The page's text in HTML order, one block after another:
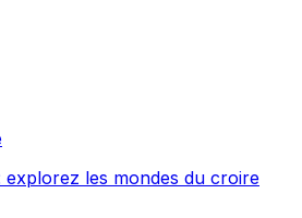
explorez les mondes du croire